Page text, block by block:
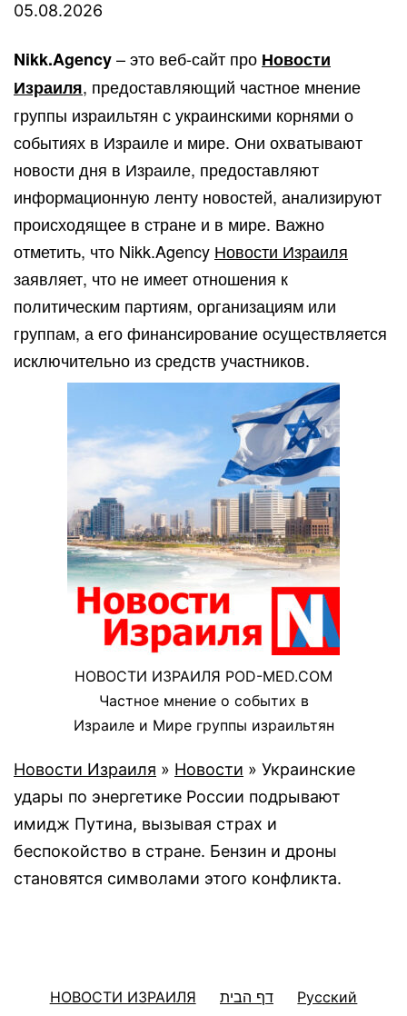
05.08.2026
Nikk.Agency– это веб-сайт про Новости
Израиля, предоставляющий частное мнение
группы израильтян с украинскими корнями о
событиях в Израиле и мире. Они охватывают
новости дня в Израиле, предоставляют
информационную ленту новостей, анализируют
происходящее в стране и в мире. Важно
отметить, что Nikk.Agency Новости Израиля
заявляет, что не имеет отношения к
политическим партиям, организациям или
группам, а его финансирование осуществляется
исключительно из средств участников.
НОВОСТИ ИЗРАИЛЯ POD-MED.COM
Частное мнение о событих в
Израиле и Мире группы израильтян
Новости Израиля » Новости » Украинские
удары по энергетике России подрывают
имидж Путина, вызывая страх и
беспокойство в стране. Бензин и дроны
становятся символами этого конфликта.
НОВОСТИ ИЗРАИЛЯ דף הבית Русский